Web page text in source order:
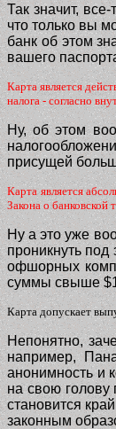
Так значит,
что только вы
банк об этом
вашего
Карта является
налога - согласно
Ну, об этом
присущей
Карта является
Закона о банковской
Ну а это уже
проникнуть
офшорных
суммы свыше
Карта допускает
Непонятно,
например,
анонимность и
на свою голову
становится
законным